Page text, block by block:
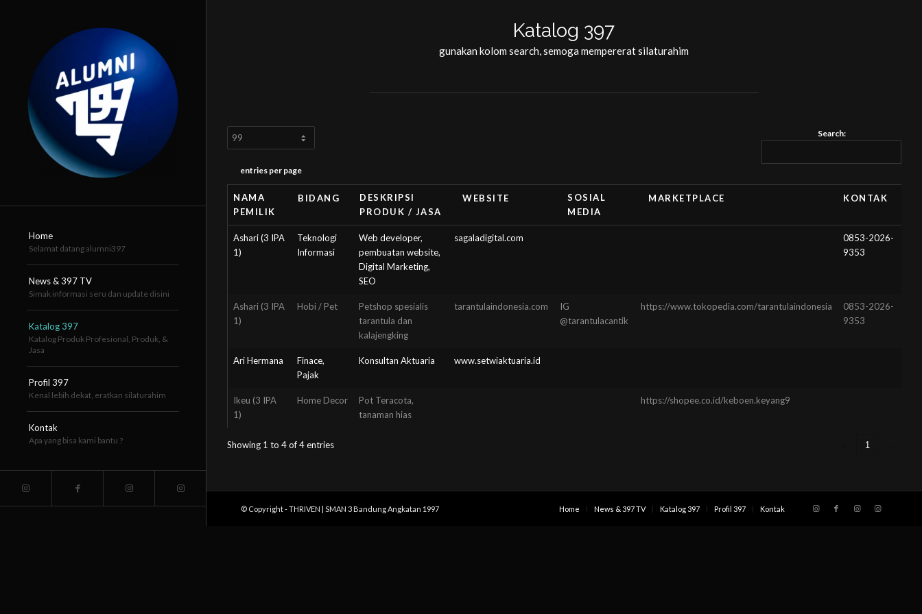
Home
Selamat datang alumni397
News & 397 TV
Simak informasi seru dan update disini
Katalog 397
Katalog Produk Profesional, Produk, &
Jasa
Profil 397
Kenal lebih dekat, eratkan silaturahim
Kontak
Apa yang bisa kami bantu ?
Katalog 397
gunakan kolom search, semoga mempererat silaturahim
entries per page
Search:
NAMA
PEMILIK
BIDANG
DESKRIPSI
PRODUK / JASA
WEBSITE
SOSIAL
MEDIA
MARKETPLACE KONTAK
NAMA
PEMILIK
BIDANG
PRODUK /
JASA
WEBSITE KONTAK
Ashari (3 IPA
1)
Teknologi
Informasi
Web developer,
pembuatan website,
Digital Marketing,
SEO
sagaladigital.com
0853-2026-
9353
Ashari (3 IPA
1)
Hobi / Pet
Petshop spesialis
tarantula dan
kalajengking
tarantulaindonesia.com
IG
@tarantulacantik
https://www.tokopedia.com/tarantulaindonesia
0853-2026-
9353
Ari Hermana
Finace,
Pajak
Konsultan Aktuaria www.setwiaktuaria.id
Ikeu (3 IPA
1)
Home Decor
Pot Teracota,
tanaman hias
https://shopee.co.id/keboen.keyang9
Showing 1 to 4 of 4 entries 1
© Copyright - THRIVEN | SMAN 3 Bandung Angkatan 1997 Home News & 397 TV Katalog 397 Profil 397 Kontak